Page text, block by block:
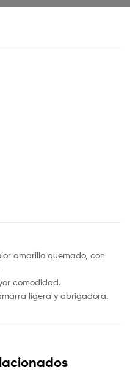
amarillo quemado, con
comodidad.
ligera y abrigadora.